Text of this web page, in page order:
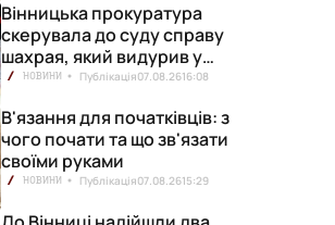
Вінницька прокуратура
скерувала до суду справу
шахрая, який видурив у
вінничанки 154 тисячі гривень
НОВИНИ Публікація07.08.2616:08
В'язання для початківців: з
чого почати та що зв'язати
своїми руками
НОВИНИ Публікація07.08.2615:29